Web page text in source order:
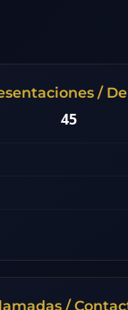
/
45
/